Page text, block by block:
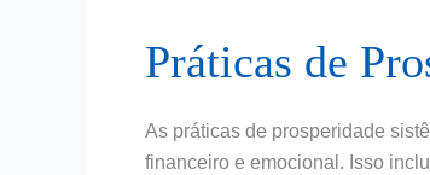
Práticas de
As práticas de prosperidade
financeiro e emocional. Isso